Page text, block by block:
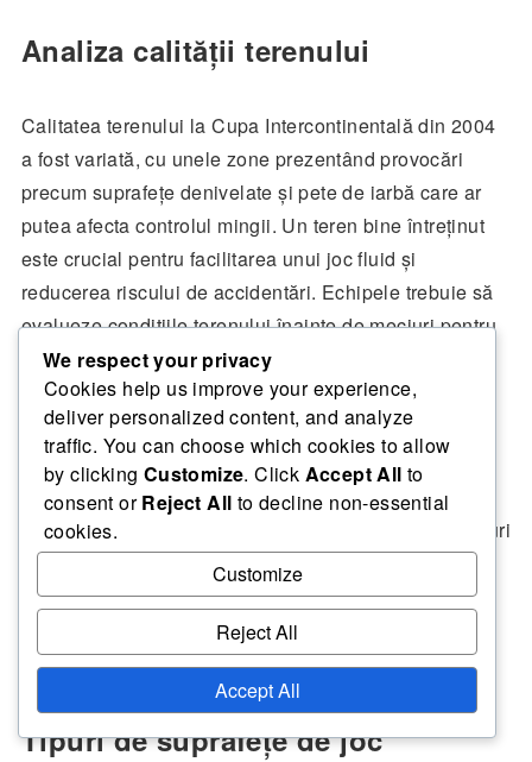
Analiza calității terenului
Calitatea terenului la Cupa Intercontinentală din 2004
a fost variată, cu unele zone prezentând provocări
precum suprafețe denivelate și pete de iarbă care ar
putea afecta controlul mingii. Un teren bine întreținut
este crucial pentru facilitarea unui joc fluid și
reducerea riscului de accidentări. Echipele trebuie să
evalueze condițiile terenului înainte de meciuri pentru
a-și ajusta tacticile în consecință.
Pentru meciurile viitoare, echipele ar trebui să
efectueze inspecții amănunțite ale suprafeței de joc și
să ia în considerare utilizarea unor încălțăminte
specifice care să îmbunătățească tracțiunea pe terenuri
mai puțin ideale. Această abordare proactivă poate
atenua efectele negative ale calității slabe a terenului
Tipuri de suprafețe de joc
We respect your privacy
Cookies help us improve your experience,
deliver personalized content, and analyze
traffic. You can choose which cookies to allow
by clicking Customize. Click Accept All to
consent orReject All to decline non-essential
cookies.
Customize
Reject All
Accept All